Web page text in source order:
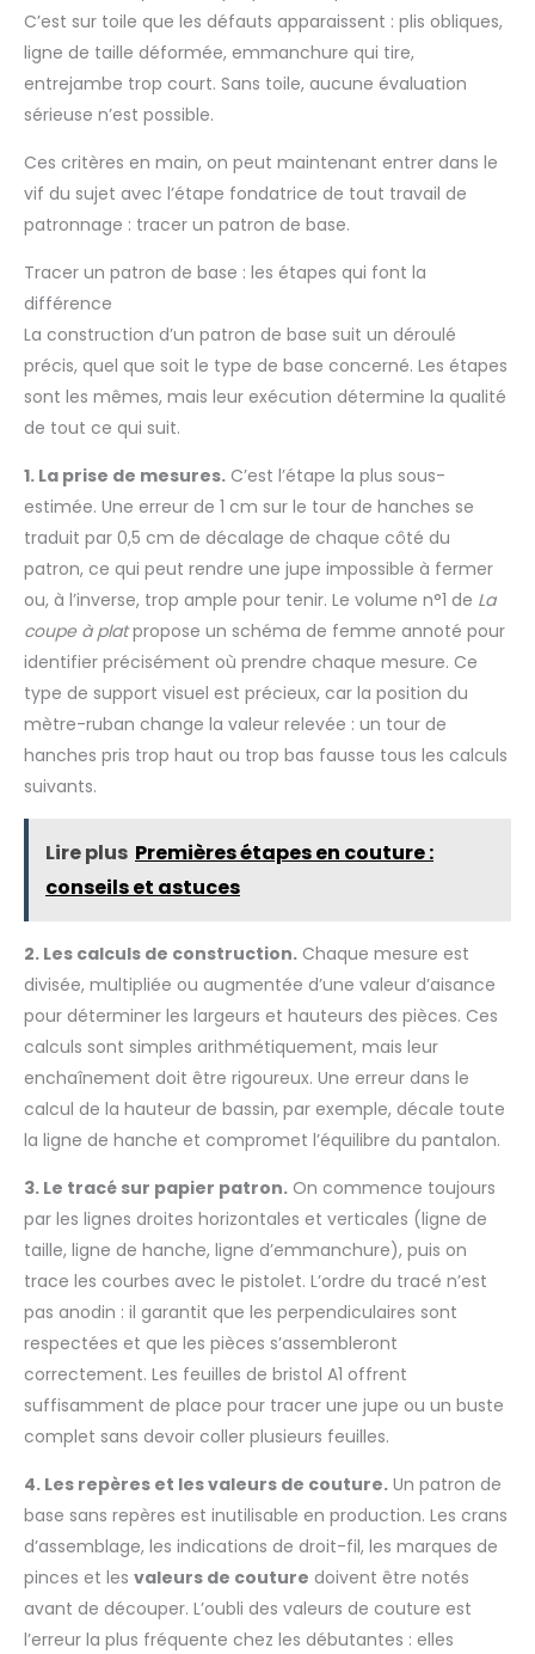
C’est sur toile que les défauts apparaissent : plis obliques,
ligne de taille déformée, emmanchure qui tire,
entrejambe trop court. Sans toile, aucune évaluation
sérieuse n’est possible.
Ces critères en main, on peut maintenant entrer dans le
vif du sujet avec l’étape fondatrice de tout travail de
patronnage : tracer un patron de base.
Tracer un patron de base : les étapes qui font la
différence
La construction d’un patron de base suit un déroulé
précis, quel que soit le type de base concerné. Les étapes
sont les mêmes, mais leur exécution détermine la qualité
de tout ce qui suit.
1. La prise de mesures. C’est l’étape la plus sous-
estimée. Une erreur de 1 cm sur le tour de hanches se
traduit par 0,5 cm de décalage de chaque côté du
patron, ce qui peut rendre une jupe impossible à fermer
ou, à l’inverse, trop ample pour tenir. Le volume n°1 de La
coupe à platpropose un schéma de femme annoté pour
identifier précisément où prendre chaque mesure. Ce
type de support visuel est précieux, car la position du
mètre-ruban change la valeur relevée : un tour de
hanches pris trop haut ou trop bas fausse tous les calculs
suivants.
Lire plus Premières étapes en couture :
conseils et astuces
2. Les calculs de construction. Chaque mesure est
divisée, multipliée ou augmentée d’une valeur d’aisance
pour déterminer les largeurs et hauteurs des pièces. Ces
calculs sont simples arithmétiquement, mais leur
enchaînement doit être rigoureux. Une erreur dans le
calcul de la hauteur de bassin, par exemple, décale toute
la ligne de hanche et compromet l’équilibre du pantalon.
3. Le tracé sur papier patron. On commence toujours
par les lignes droites horizontales et verticales (ligne de
taille, ligne de hanche, ligne d’emmanchure), puis on
trace les courbes avec le pistolet. L’ordre du tracé n’est
pas anodin : il garantit que les perpendiculaires sont
respectées et que les pièces s’assembleront
correctement. Les feuilles de bristol A1 offrent
suffisamment de place pour tracer une jupe ou un buste
complet sans devoir coller plusieurs feuilles.
4. Les repères et les valeurs de couture. Un patron de
base sans repères est inutilisable en production. Les crans
d’assemblage, les indications de droit-fil, les marques de
pinces et les valeurs de couture doivent être notés
avant de découper. L’oubli des valeurs de couture est
l’erreur la plus fréquente chez les débutantes : elles